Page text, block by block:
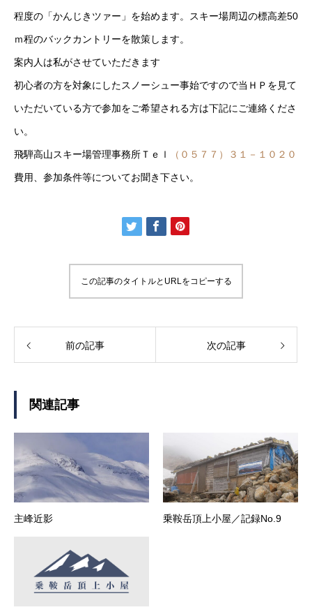
程度の「かんじきツァー」を始めます。スキー場周辺の標高差50
ｍ程のバックカントリーを散策します。
案内人は私がさせていただきます
初心者の方を対象にしたスノーシュー事始ですので当ＨＰを見て
いただいている方で参加をご希望される方は下記にご連絡くださ
い。
飛騨高山スキー場管理事務所Ｔｅｌ （０５７７）３１－１０２０
費用、参加条件等についてお聞き下さい。
この記事のタイトルとURLをコピーする
前の記事 次の記事
関連記事
主峰近影 乗鞍岳頂上小屋／記録No.9